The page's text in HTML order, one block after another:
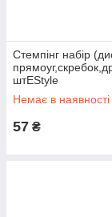
Стемпінг набір
штEStyle
Немає в наявності
57 ₴